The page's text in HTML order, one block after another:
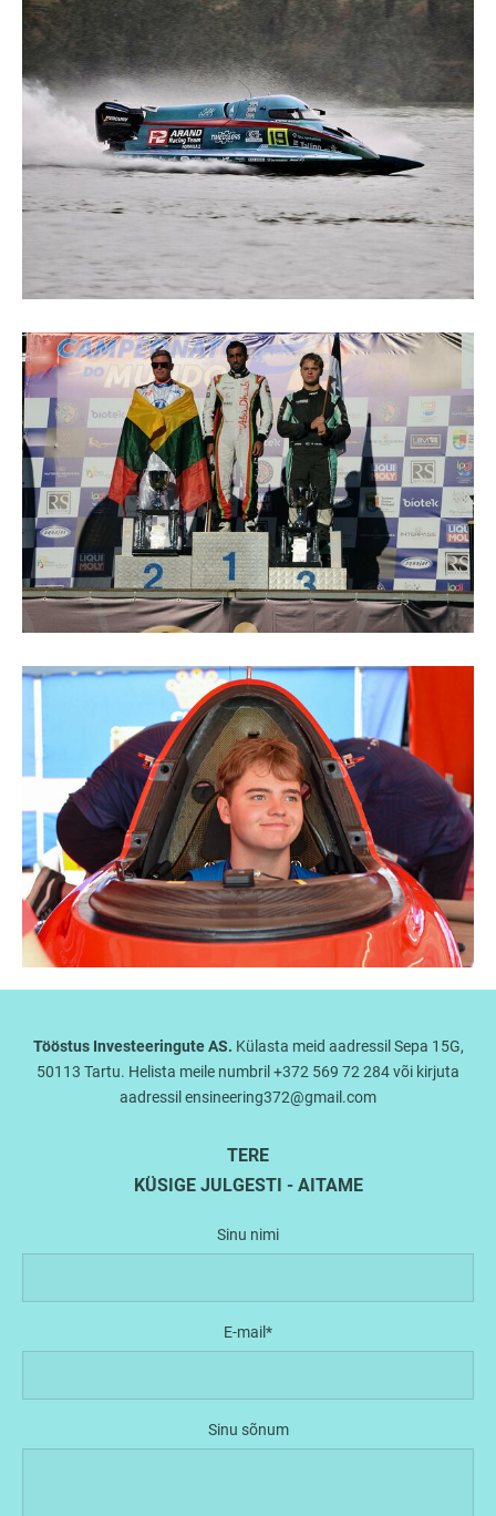
Tööstus Investeeringute AS. Külasta meid aadressil Sepa 15G,
50113 Tartu. Helista meile numbril +372 569 72 284 või kirjuta
aadressil ensineering372@gmail.com
TERE
KÜSIGE JULGESTI - AITAME
Sinu nimi
E-mail
Sinu sõnum